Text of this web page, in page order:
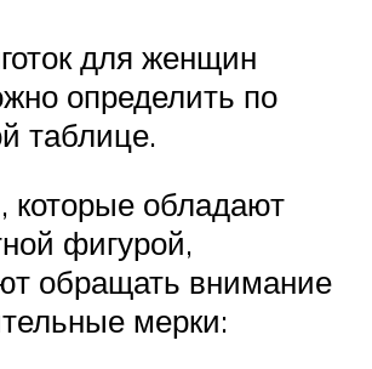
для женщин
определить по
таблице.
обладают
фигурой,
обращать внимание
мерки: